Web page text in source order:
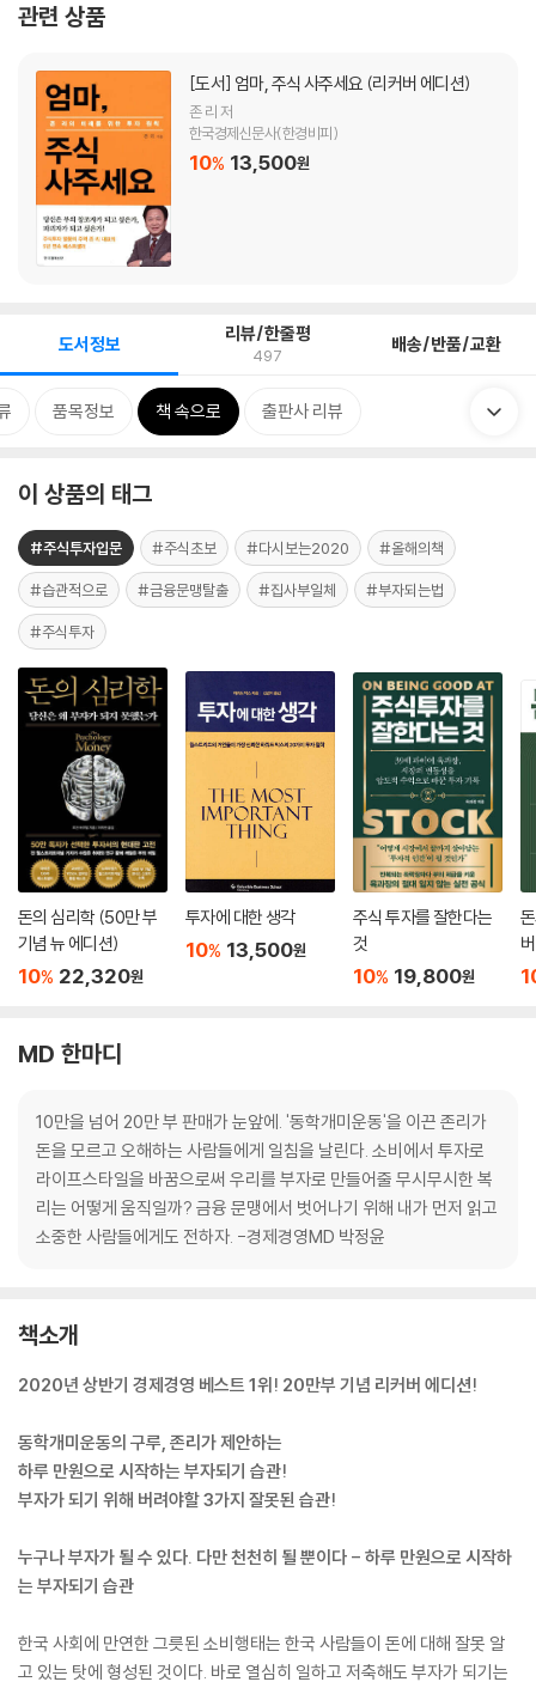
관련 상품
[도서] 엄마, 주식 사주세요 (리커버 에디션)
존 리 저
한국경제신문사(한경비피)
10% 13,500원
도서정보 리뷰/한줄평
497 배송/반품/교환
품목정보 책 속으로 출판사 리뷰
이 상품의 태그
#주식투자입문 #주식초보 #다시보는2020 #올해의책
#습관적으로 #금융문맹탈출 #집사부일체 #부자되는법
#주식투자
돈의 심리학 (50만 부
기념 뉴 에디션)
10% 22,320원
투자에 대한 생각
10% 13,500원
주식 투자를 잘한다는
것
10% 19,800원
버
MD 한마디
10만을 넘어 20만 부 판매가 눈앞에. '동학개미운동'을 이끈 존리가
돈을 모르고 오해하는 사람들에게 일침을 날린다. 소비에서 투자로
라이프스타일을 바꿈으로써 우리를 부자로 만들어줄 무시무시한 복
리는 어떻게 움직일까? 금융 문맹에서 벗어나기 위해 내가 먼저 읽고
소중한 사람들에게도 전하자. -경제경영MD 박정윤
책소개
2020년 상반기 경제경영 베스트 1위! 20만부 기념 리커버 에디션!
동학개미운동의 구루, 존리가 제안하는
하루 만원으로 시작하는 부자되기 습관!
부자가 되기 위해 버려야할 3가지 잘못된 습관!
누구나 부자가 될 수 있다. 다만 천천히 될 뿐이다 - 하루 만원으로 시작하
는 부자되기 습관
한국 사회에 만연한 그릇된 소비행태는 한국 사람들이 돈에 대해 잘못 알
고 있는 탓에 형성된 것이다. 바로 열심히 일하고 저축해도 부자가 되기는